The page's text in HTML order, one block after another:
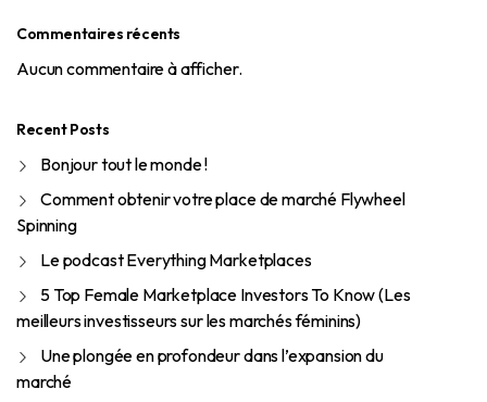
Commentaires récents
Aucun commentaire à afficher.
Recent Posts
Bonjour tout le monde !
Comment obtenir votre place de marché Flywheel
Spinning
Le podcast Everything Marketplaces
5 Top Female Marketplace Investors To Know (Les
meilleurs investisseurs sur les marchés féminins)
Une plongée en profondeur dans l’expansion du
marché